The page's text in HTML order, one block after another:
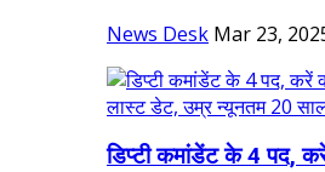
News Desk Mar 23,
डिप्टी कमांडेंट के 4 पद,